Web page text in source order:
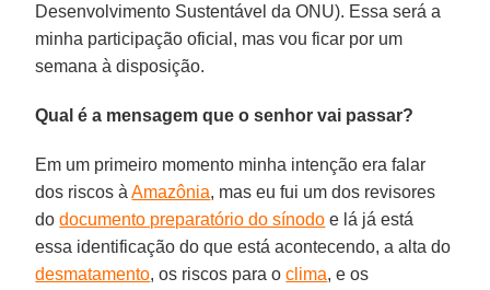
Desenvolvimento Sustentável da ONU). Essa será a
minha participação oficial, mas vou ficar por um
semana à disposição.
Qual é a mensagem que o senhor vai passar?
Em um primeiro momento minha intenção era falar
dos riscos àAmazônia, mas eu fui um dos revisores
dodocumento preparatório do sínodo e lá já está
essa identificação do que está acontecendo, a alta do
desmatamento, os riscos para oclima, e os